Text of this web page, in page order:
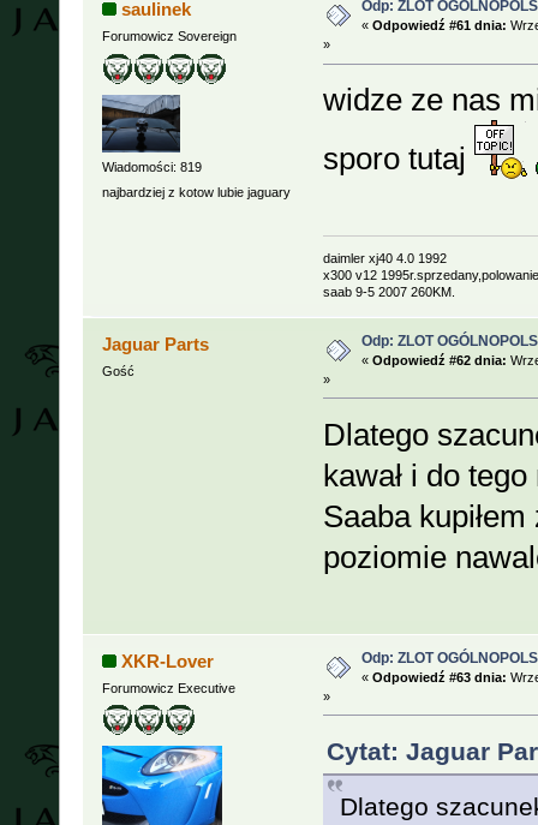
saulinek
Forumowicz Sovereign
Wiadomości: 819
najbardziej z kotow lubie jaguary
Odp: ZLOT
« Odpowiedź #61 dnia:
»
widze ze nas
sporo tutaj
daimler xj40 4.0 1992
x300 v12
saab 9-5 2007 260KM.
Jaguar Parts
Gość
Odp: ZLOT
« Odpowiedź #62 dnia:
»
Dlatego
kawał i do
Saaba
poziomie
XKR-Lover
Forumowicz Executive
Odp: ZLOT
« Odpowiedź #63 dnia:
»
Cytat: Jaguar
Dlatego